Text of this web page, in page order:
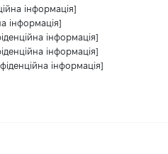
інформація]
інформація]
інформація]
інформація]
інформація]